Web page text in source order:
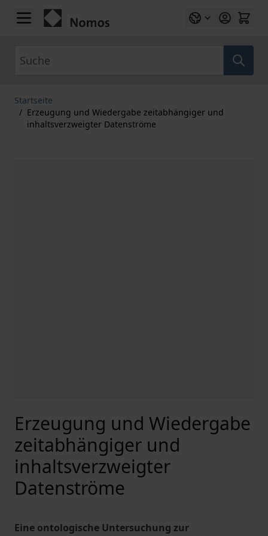
Zum Inhalt springen
Startseite
/ Erzeugung und Wiedergabe zeitabhängiger und
inhaltsverzweigter Datenströme
Erzeugung und Wiedergabe
zeitabhängiger und
inhaltsverzweigter
Datenströme
Eine ontologische Untersuchung zur